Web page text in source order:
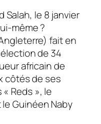
Salah, le 8 janvier
même ?
fait en
de 34
africain de
côtés de ses
Reds », le
Guinéen Naby